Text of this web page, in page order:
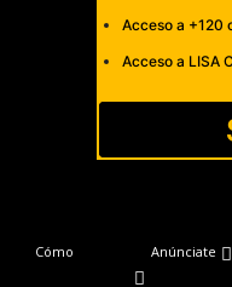
Acceso a +120
Acceso a LISA
Cómo Anúnciate